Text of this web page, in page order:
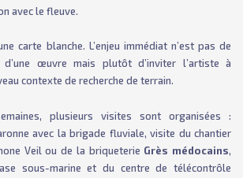
avec le fleuve.
carte blanche. L’enjeu immédiat n’est pas de
œuvre mais plutôt d’inviter l’artiste à
contexte de recherche de terrain.
plusieurs visites sont organisées :
avec la brigade fluviale, visite du chantier
Veil ou de la briqueterie Grès médocains,
sous-marine et du centre de télécontrôle